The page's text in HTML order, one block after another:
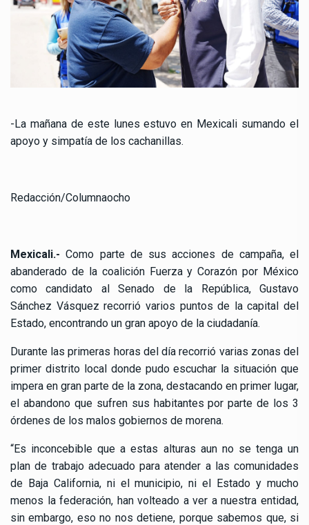
-La mañana de este lunes estuvo en Mexicali sumando el
apoyo y simpatía de los cachanillas.
Redacción/Columnaocho
Mexicali.- Como parte de sus acciones de campaña, el
abanderado de la coalición Fuerza y Corazón por México
como candidato al Senado de la República, Gustavo
Sánchez Vásquez recorrió varios puntos de la capital del
Estado, encontrando un gran apoyo de la ciudadanía.
Durante las primeras horas del día recorrió varias zonas del
primer distrito local donde pudo escuchar la situación que
impera en gran parte de la zona, destacando en primer lugar,
el abandono que sufren sus habitantes por parte de los 3
órdenes de los malos gobiernos de morena.
“Es inconcebible que a estas alturas aun no se tenga un
plan de trabajo adecuado para atender a las comunidades
de Baja California, ni el municipio, ni el Estado y mucho
menos la federación, han volteado a ver a nuestra entidad,
sin embargo, eso no nos detiene, porque sabemos que, si